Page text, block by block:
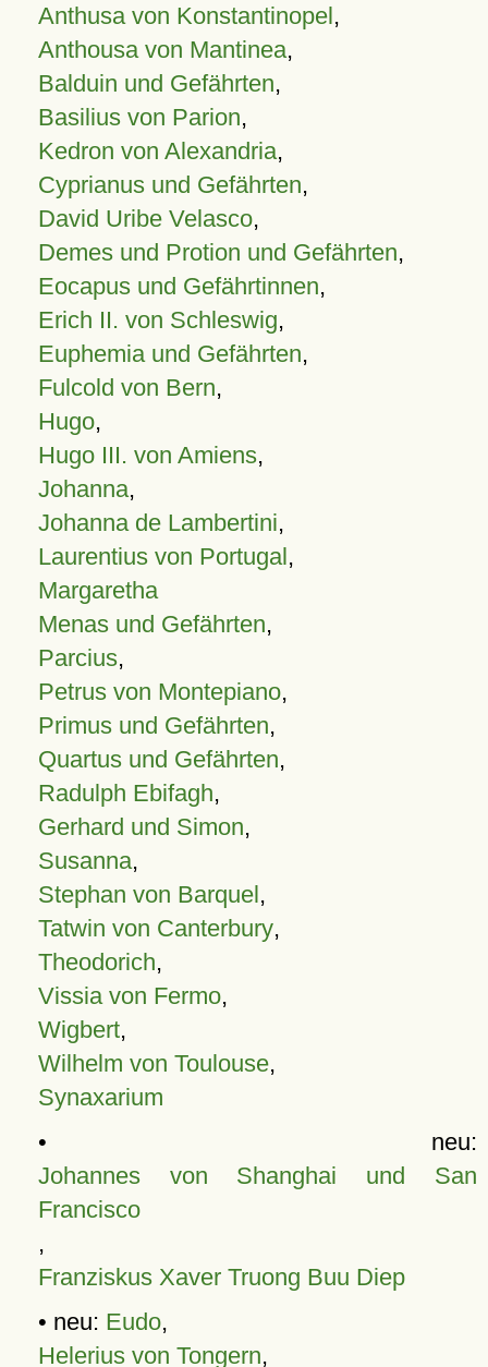
Anthusa von Konstantinopel,
Anthousa von Mantinea,
Balduin und Gefährten,
Basilius von Parion,
Kedron von Alexandria,
Cyprianus und Gefährten,
David Uribe Velasco,
Demes und Protion und Gefährten,
Eocapus und Gefährtinnen,
Erich II. von Schleswig,
Euphemia und Gefährten,
Fulcold von Bern,
Hugo,
Hugo III. von Amiens,
Johanna,
Johanna de Lambertini,
Laurentius von Portugal,
Margaretha
Menas und Gefährten,
Parcius,
Petrus von Montepiano,
Primus und Gefährten,
Quartus und Gefährten,
Radulph Ebifagh,
Gerhard und Simon,
Susanna,
Stephan von Barquel,
Tatwin von Canterbury,
Theodorich,
Vissia von Fermo,
Wigbert,
Wilhelm von Toulouse,
Synaxarium
• neu:
Johannes von Shanghai und San
Francisco
,
Franziskus Xaver Truong Buu Diep
• neu: Eudo,
Helerius von Tongern,